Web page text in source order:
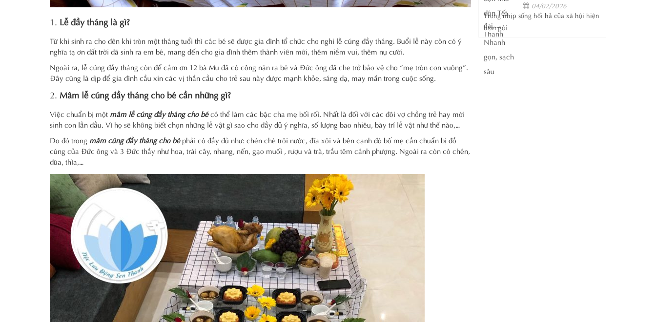
1. Lễ đầy tháng là gì?
Từ khi sinh ra cho đên khi tròn một tháng tuổi thì các bé sẽ được gia đình tổ chức cho nghi lễ cúng đầy tháng. Buổi lễ này còn có ý
nghĩa tạ ơn đất trời đã sinh ra em bé, mang đến cho gia đình thêm thành viên mới, thêm niềm vui, thêm nụ cười.
Ngoài ra, lễ cúng đầy tháng còn để cảm ơn 12 bà Mụ đã có công nặn ra bé và Đức ông đã che trở bảo vệ cho “mẹ tròn con vuông”.
Đây cũng là dịp để gia đình cầu xin các vị thần cầu cho trẻ sau này được mạnh khỏe, sáng dạ, may mắn trong cuộc sống.
2. Mâm lễ cúng đầy tháng cho bé cần những gì?
Việc chuẩn bị một mâm lễ cúng đầy tháng cho bécó thể làm các bậc cha mẹ bối rối. Nhất là đối với các đôi vợ chồng trẻ hay mới
sinh con lần đầu. Vì họ sẽ không biết chọn những lễ vật gì sao cho đầy đủ ý nghĩa, số lượng bao nhiêu, bày trí lễ vật như thế nào,…
Do đó trong mâm cúng đầy tháng cho bé phải có đầy đủ như: chén chè trôi nước, đĩa xôi và bên cạnh đó bố mẹ cần chuẩn bị đồ
cúng của Đức ông và 3 Đức thầy như hoa, trái cây, nhang, nến, gạo muối , rượu và trà, trầu têm cánh phượng. Ngoài ra còn có chén,
đũa, thìa,…
04/02/2026
Trong nhịp sống hối hả của xã hội hiện
đại,...